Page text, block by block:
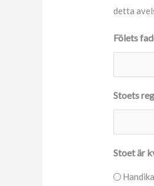
detta
Fölets
Stoets
Stoet är